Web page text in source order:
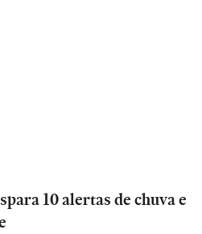
10 alertas de chuva e